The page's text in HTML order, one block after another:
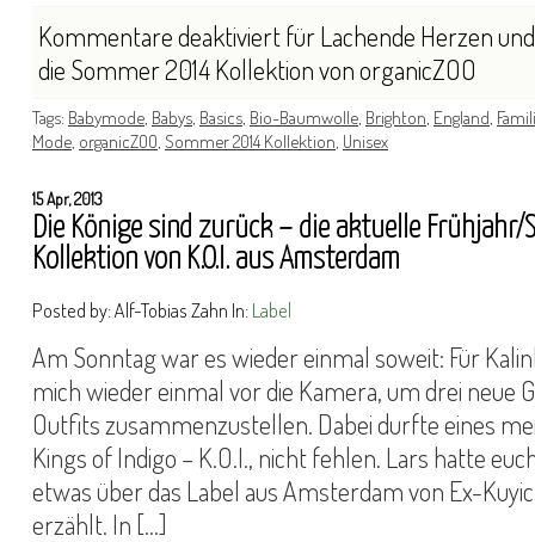
Kommentare deaktiviertfür Lachende Herzen
die Sommer 2014 Kollektion von organicZOO
Tags: Babymode, Babys, Basics, Bio-Baumwolle, Brighton, England,
Mode, organicZOO, Sommer 2014 Kollektion, Unisex
15 Apr, 2013
Die Könige sind zurück – die aktuelle
Kollektion von K.O.I. aus Amsterdam
Posted by: Alf-Tobias Zahn In:Label
Am Sonntag war es wieder einmal soweit: Für
mich wieder einmal vor die Kamera, um drei neue
Outfits zusammenzustellen. Dabei durfte eines
Kings of Indigo – K.O.I., nicht fehlen. Lars hatte
etwas über das Label aus Amsterdam von Ex-
erzählt. In […]